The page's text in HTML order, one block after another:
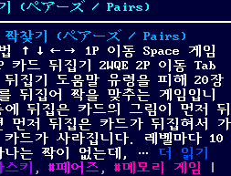
(ペアーズ / Pairs)
짝찾기 (ペアーズ / Pairs)
↑↓←→ 1P 이동 Space 게임
카드 뒤집기 2WQE 2P 이동 Tab
뒤집기 도움말 유령을 피해 20장
뒤집어 짝을 맞추는 게임입니
뒤집은 카드의 그림이 먼저 뒤
먼저 뒤집은 카드가 뒤집혀서 가
드가 사라집니다. 레벨마다 10
나는 짝이 없는데, … “페어즈,
더 읽기
스키 , 페어즈 , 메모리 게임